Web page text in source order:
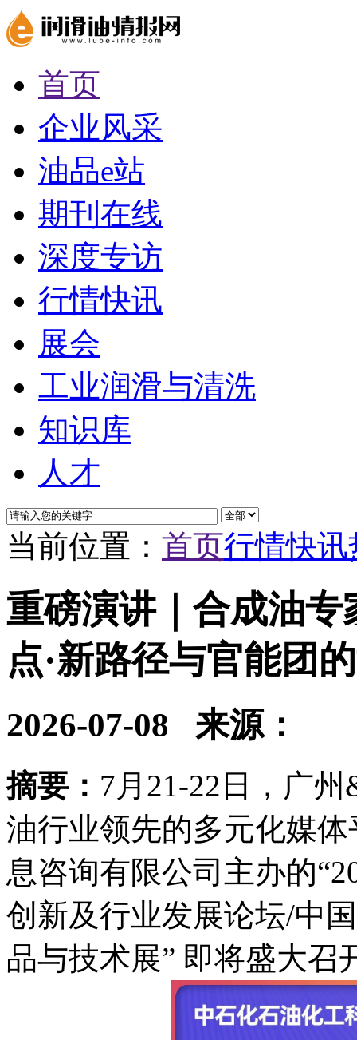
首页
企业风采
油品e站
期刊在线
深度专访
行情快讯
展会
工业润滑与清洗
知识库
人才
当前位置： 首页行情快讯
重磅演讲｜合成油专
点·新路径与官能团
2026-07-08 来源：
摘要： 7月21-22日，广
油行业领先的多元化媒
息咨询有限公司主办的
创新及行业发展论坛/中
品与技术展” 即将盛大召